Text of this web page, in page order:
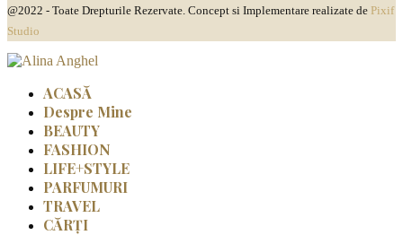
@2022 - Toate Drepturile Rezervate. Concept si Implementare realizate de Pixif
Studio
ACASĂ
Despre Mine
BEAUTY
FASHION
LIFE+STYLE
PARFUMURI
TRAVEL
CĂRȚI